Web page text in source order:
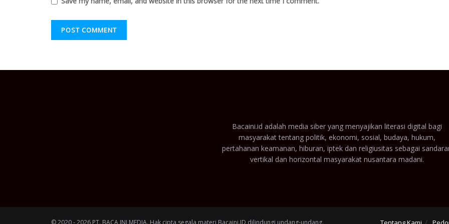
Bacaini.id adalah media siber yang menyajikan literasi digital bagi
masyarakat tentang politik, ekonomi, sosial, budaya, hukum,
pertahanan keamanan, hiburan, iptek dan religiusitas sebagai
vertikal dan horizontal masyarakat nusantara madani.